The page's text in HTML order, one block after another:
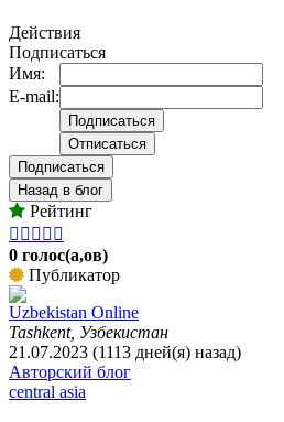
Действия
Подписаться
Имя:
E-mail:
Подписаться
Назад в блог
Рейтинг
    
0 голос(а,ов)
Публикатор
Uzbekistan Online
Tashkent, Узбекистан
21.07.2023 (1113 дней(я) назад)
Авторский блог
central asia